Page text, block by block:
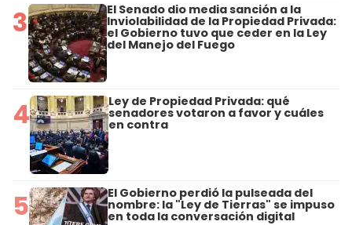
3 El Senado dio media sanción a la
Inviolabilidad de la Propiedad Privada:
el Gobierno tuvo que ceder en la Ley
del Manejo del Fuego
4 Ley de Propiedad Privada: qué
senadores votaron a favor y cuáles
en contra
5 El Gobierno perdió la pulseada del
nombre: la "Ley de Tierras" se impuso
en toda la conversación digital